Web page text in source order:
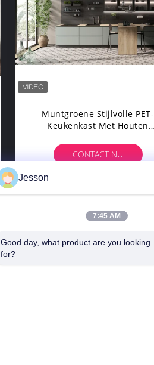
Muntgroene Stijlvolle PET-
Keukenkast Met Houten
CONTACT NU
Jesson
7:45 AM
Good day, what product are you looking
for?